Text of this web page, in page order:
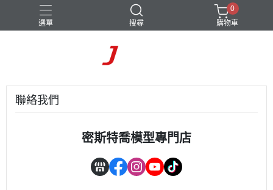
選單 搜尋
0
購物車
聯絡我們
密斯特喬模型專門店